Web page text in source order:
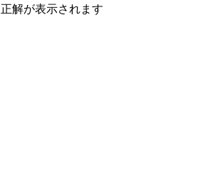
解が表示されます